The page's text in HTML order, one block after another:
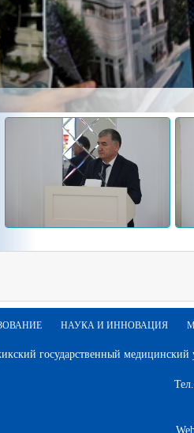
НАУКА И ИННОВАЦИЯ
государственный